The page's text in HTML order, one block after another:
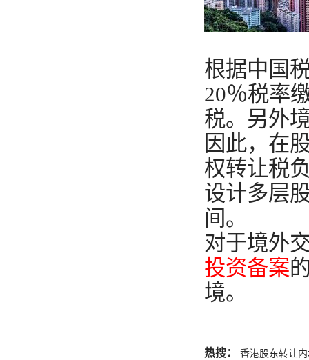
根据中国
20％税率
税。另外
因此，在
权转让税
设计多层
间。
对于境外
投资备案
境。
热搜： 香港股东转让